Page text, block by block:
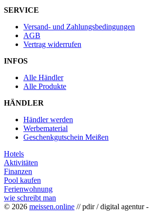
SERVICE
Versand- und Zahlungsbedingungen
AGB
Vertrag widerrufen
INFOS
Alle Händler
Alle Produkte
HÄNDLER
Händler werden
Werbematerial
Geschenkgutschein Meißen
Hotels
Aktivitäten
Finanzen
Pool kaufen
Ferienwohnung
wie schreibt man
© 2026 meissen.online // pdir / digital agentur -